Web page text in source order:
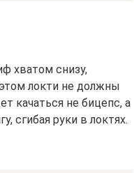
хватом снизу,
локти не должны
качаться не бицепс, а
сгибая руки в локтях.